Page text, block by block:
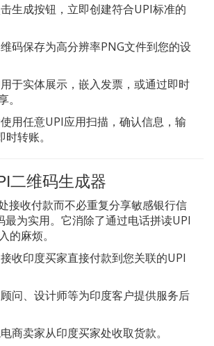
生成按钮，立即创建符合UPI标准的
码保存为高分辨率PNG文件到您的设
于实体展示，嵌入发票，或通过即时
用任意UPI应用扫描，确认信息，输
转账。
二维码生成器
接收付款而不必重复分享敏感银行信
最为实用。它消除了通过电话拼读UPI
的麻烦。
接收印度买家直接付款到您关联的UPI
问、设计师等为印度客户提供服务后
商卖家从印度买家处收取货款。